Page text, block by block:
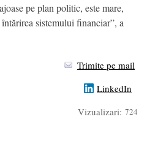
pe plan politic, este mare,
sistemului financiar”, a
Trimite pe mail
LinkedIn
Vizualizari: 724